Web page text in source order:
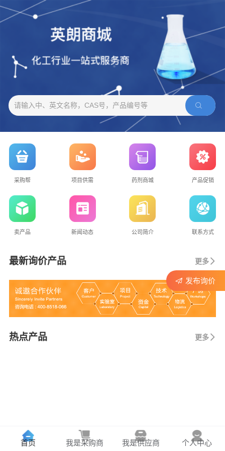
请输入中、英文名称，CAS号，产品编号等
采购帮 项目供需 药剂商城 产品促销
卖产品 新闻动态 公司简介 联系方式
最新询价产品 更多
热点产品 更多
发布询价
首页 我是采购商 我是供应商 个人中心